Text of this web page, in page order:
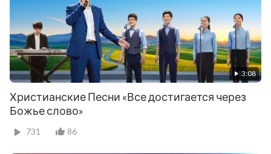
3:08
Христианские Песни «Все достигается через
Божье слово»
731 86